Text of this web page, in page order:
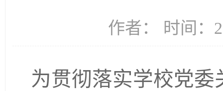
作者： 时间：
为贯彻落实学校党